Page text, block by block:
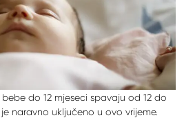
do 12 mjeseci spavaju od 12 do
naravno uključeno u ovo vrijeme.